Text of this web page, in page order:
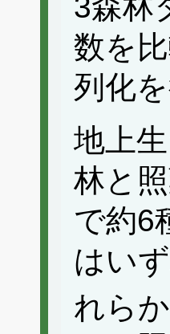
3森林
数を
列化
地上
林と
で約6
はい
れら